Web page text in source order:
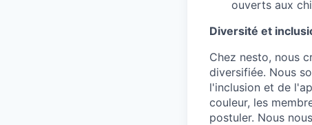
ouverts aux
Diversité et
Chez nesto, nous
diversifiée. Nous
l'inclusion et de
couleur, les
postuler. Nous